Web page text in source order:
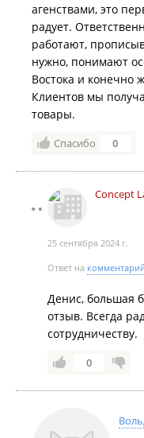
агенствами, это
радует.
работают,
нужно, понимают
Востока и конечно
Клиентов мы
товары.
Спасибо 0
Concept
25 сентября 2024 г.
Ответ на комментарий
Денис, большая
отзыв. Всегда
сотрудничеству.
0